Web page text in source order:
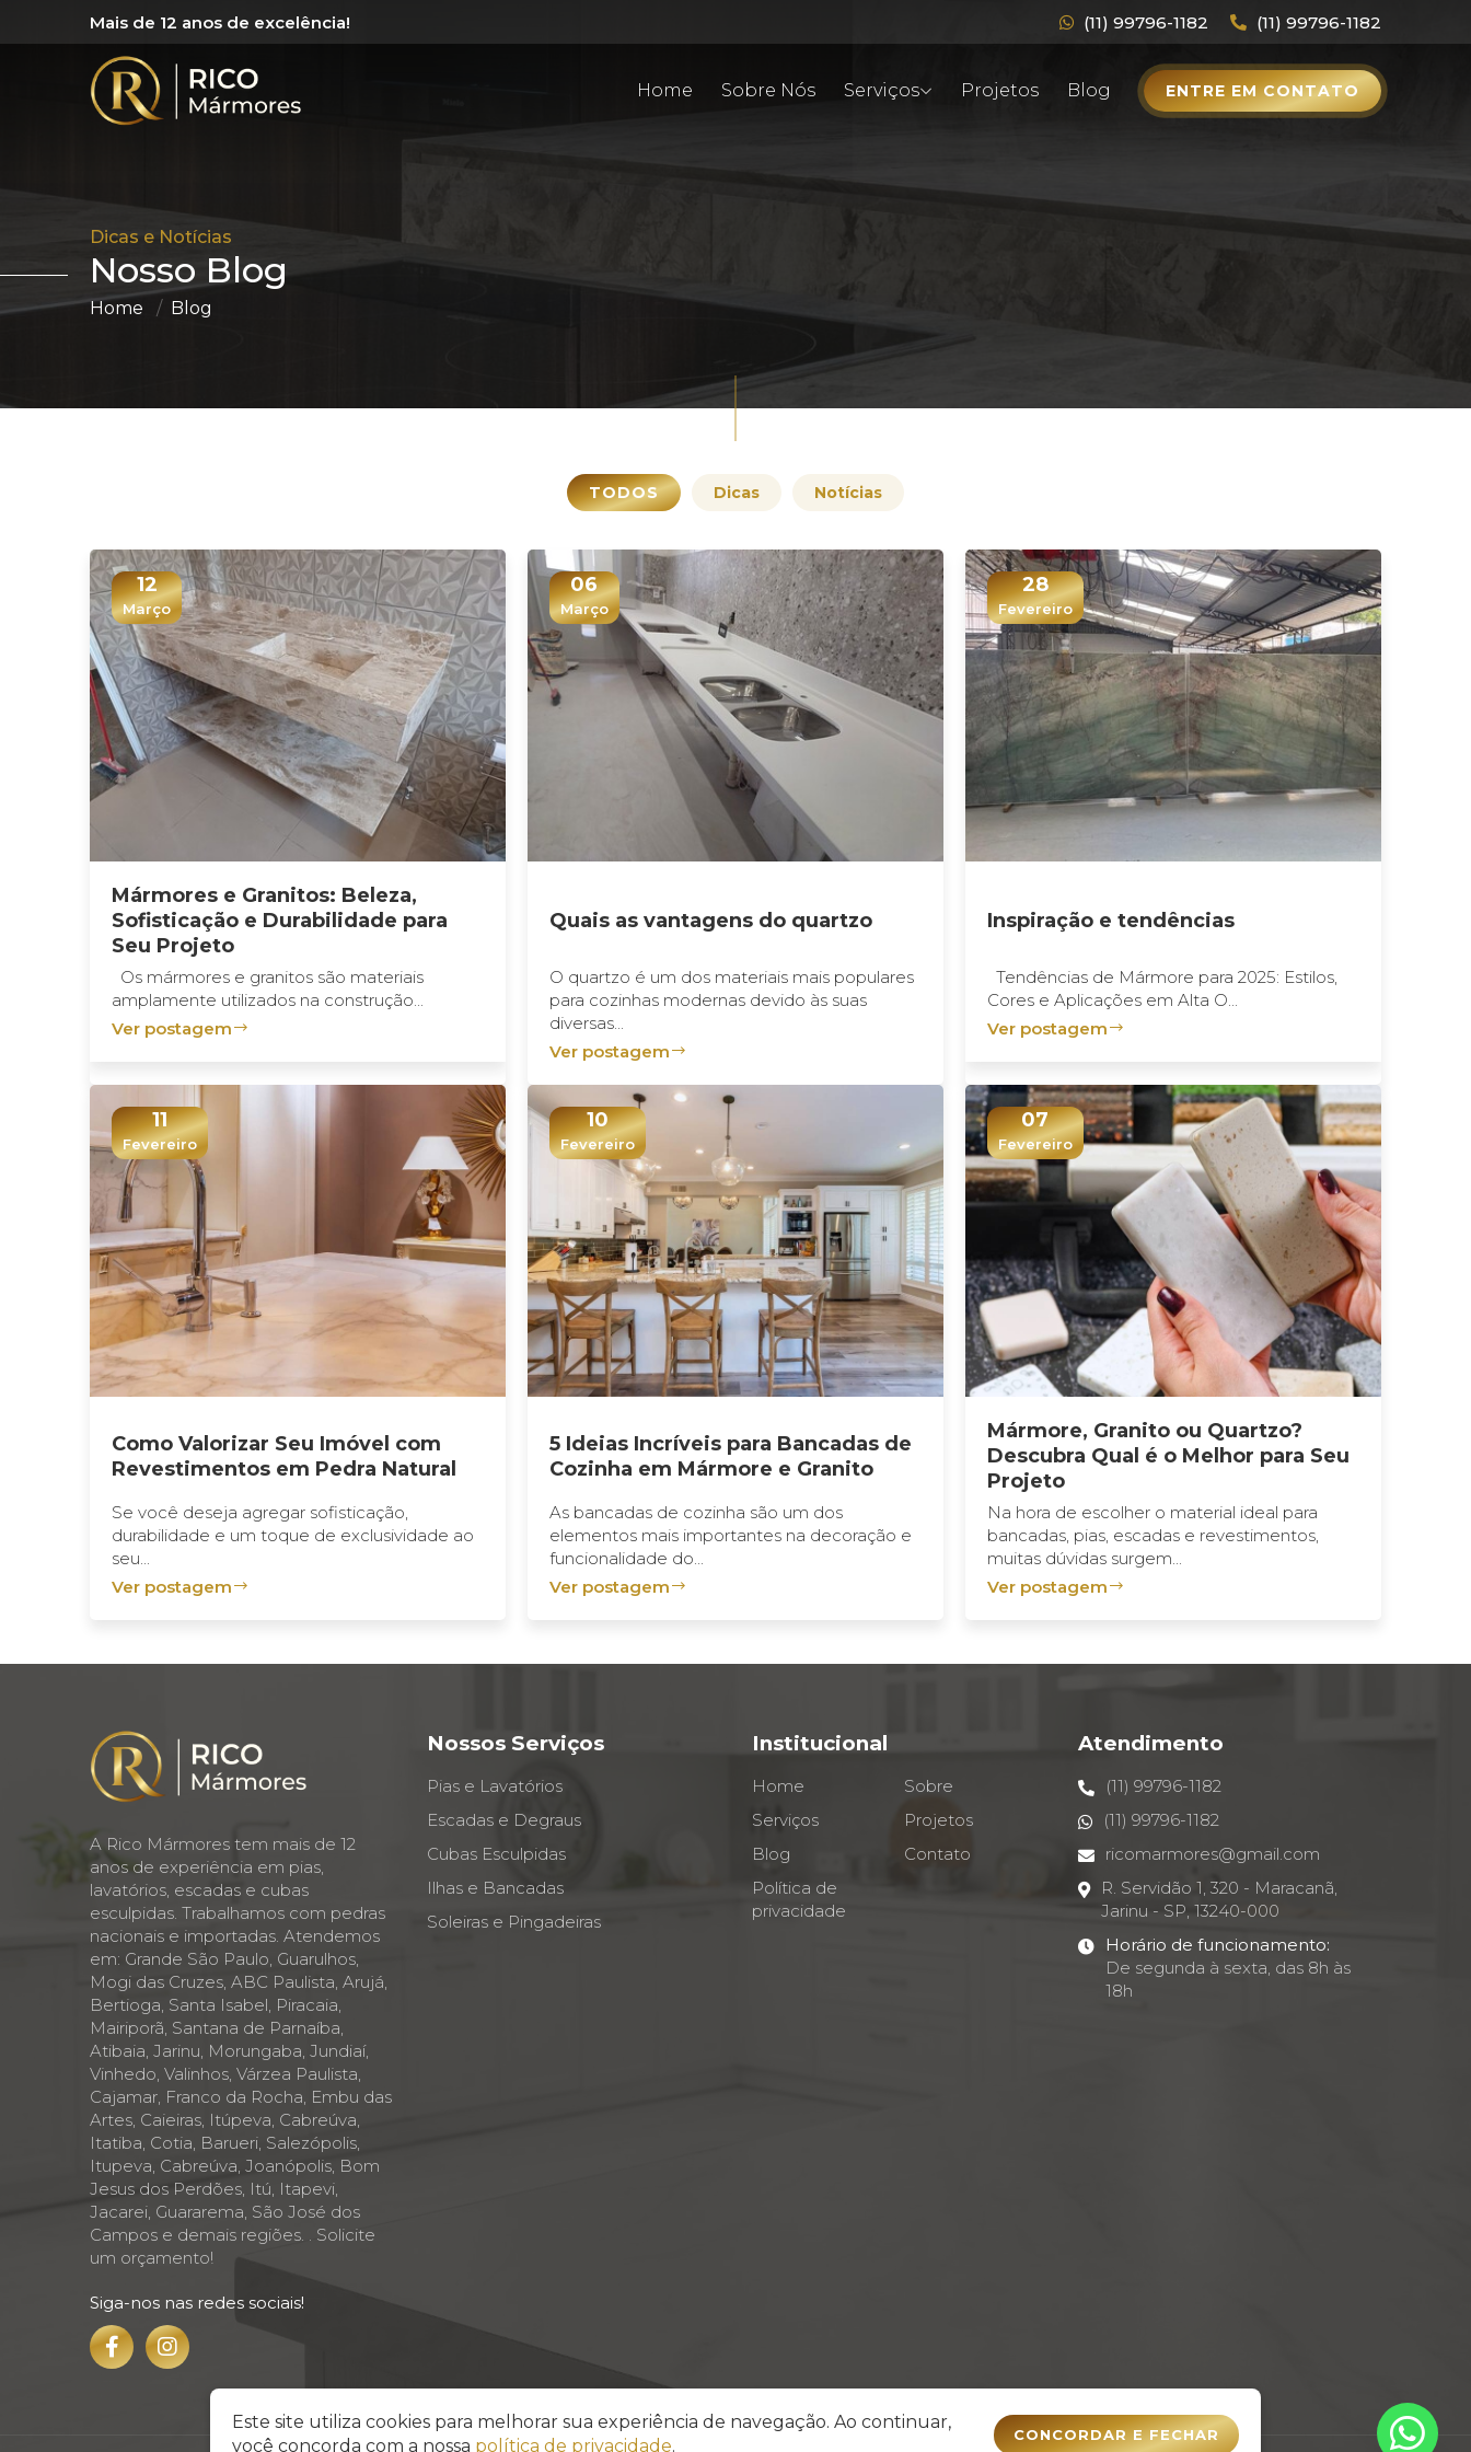
Mais de 12 anos de excelência! (11) 99796-1182 (11) 99796-1182
Home Sobre Nós Serviços Projetos Blog ENTRE EM CONTATO
Dicas e Notícias
Nosso Blog
Home Blog
TODOS Dicas Notícias
12
Março
Mármores e Granitos: Beleza,
Sofisticação e Durabilidade para
Seu Projeto
Os mármores e granitos são materiais
amplamente utilizados na construção...
Ver postagem
06
Março
Quais as vantagens do quartzo
O quartzo é um dos materiais mais populares
para cozinhas modernas devido às suas
diversas...
Ver postagem
28
Fevereiro
Inspiração e tendências
Tendências de Mármore para 2025: Estilos,
Cores e Aplicações em Alta O...
Ver postagem
11
Fevereiro
Como Valorizar Seu Imóvel com
Revestimentos em Pedra Natural
Se você deseja agregar sofisticação,
durabilidade e um toque de exclusividade ao
seu...
Ver postagem
10
Fevereiro
5 Ideias Incríveis para Bancadas de
Cozinha em Mármore e Granito
As bancadas de cozinha são um dos
elementos mais importantes na decoração e
funcionalidade do...
Ver postagem
07
Fevereiro
Mármore, Granito ou Quartzo?
Descubra Qual é o Melhor para Seu
Projeto
Na hora de escolher o material ideal para
bancadas, pias, escadas e revestimentos,
muitas dúvidas surgem...
Ver postagem
A Rico Mármores tem mais de 12
anos de experiência em pias,
lavatórios, escadas e cubas
esculpidas. Trabalhamos com pedras
nacionais e importadas. Atendemos
em: Grande São Paulo, Guarulhos,
Mogi das Cruzes, ABC Paulista, Arujá,
Bertioga, Santa Isabel, Piracaia,
Mairiporã, Santana de Parnaíba,
Atibaia, Jarinu, Morungaba, Jundiaí,
Vinhedo, Valinhos, Várzea Paulista,
Cajamar, Franco da Rocha, Embu das
Artes, Caieiras, Itúpeva, Cabreúva,
Itatiba, Cotia, Barueri, Salezópolis,
Itupeva, Cabreúva, Joanópolis, Bom
Jesus dos Perdões, Itú, Itapevi,
Jacarei, Guararema, São José dos
Campos e demais regiões. . Solicite
um orçamento!
Siga-nos nas redes sociais!
Nossos Serviços
Pias e Lavatórios
Escadas e Degraus
Cubas Esculpidas
Ilhas e Bancadas
Soleiras e Pingadeiras
Institucional
Home
Sobre
Serviços
Projetos
Blog
Contato
Política de
privacidade
Atendimento
(11) 99796-1182
(11) 99796-1182
ricomarmores@gmail.com
R. Servidão 1, 320 - Maracanã,
Jarinu - SP, 13240-000
Horário de funcionamento:
De segunda à sexta, das 8h às
18h
Este site utiliza cookies para melhorar sua experiência de navegação. Ao continuar,
você concorda com a nossa política de privacidade.
CONCORDAR E FECHAR